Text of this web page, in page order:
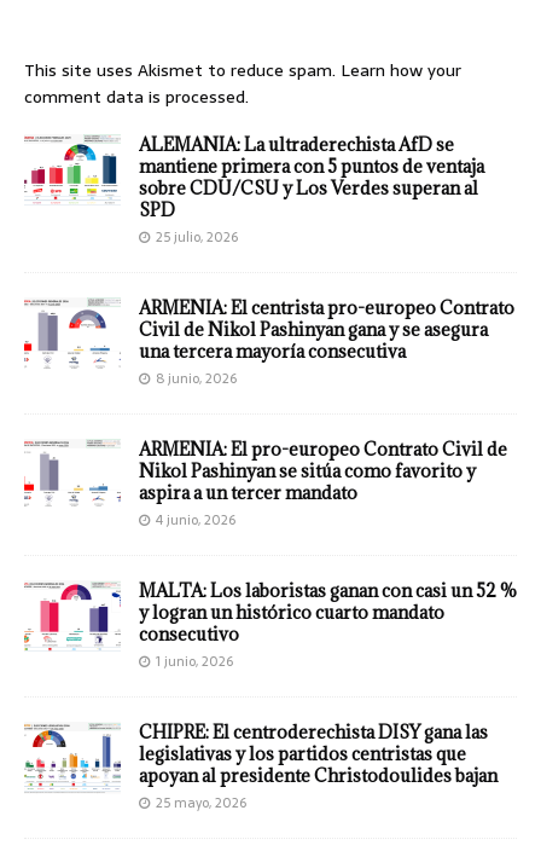
This site uses Akismet to reduce spam. Learn how your
comment data is processed.
ALEMANIA: La ultraderechista AfD se
mantiene primera con 5 puntos de ventaja
sobre CDU/CSU y Los Verdes superan al
SPD
25 julio, 2026
ARMENIA: El centrista pro-europeo Contrato
Civil de Nikol Pashinyan gana y se asegura
una tercera mayoría consecutiva
8 junio, 2026
ARMENIA: El pro-europeo Contrato Civil de
Nikol Pashinyan se sitúa como favorito y
aspira a un tercer mandato
4 junio, 2026
MALTA: Los laboristas ganan con casi un 52 %
y logran un histórico cuarto mandato
consecutivo
1 junio, 2026
CHIPRE: El centroderechista DISY gana las
legislativas y los partidos centristas que
apoyan al presidente Christodoulides bajan
25 mayo, 2026